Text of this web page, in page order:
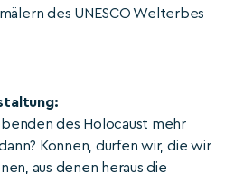
des UNESCO Welterbes
des Holocaust mehr
Können, dürfen wir, die wir
aus denen heraus die